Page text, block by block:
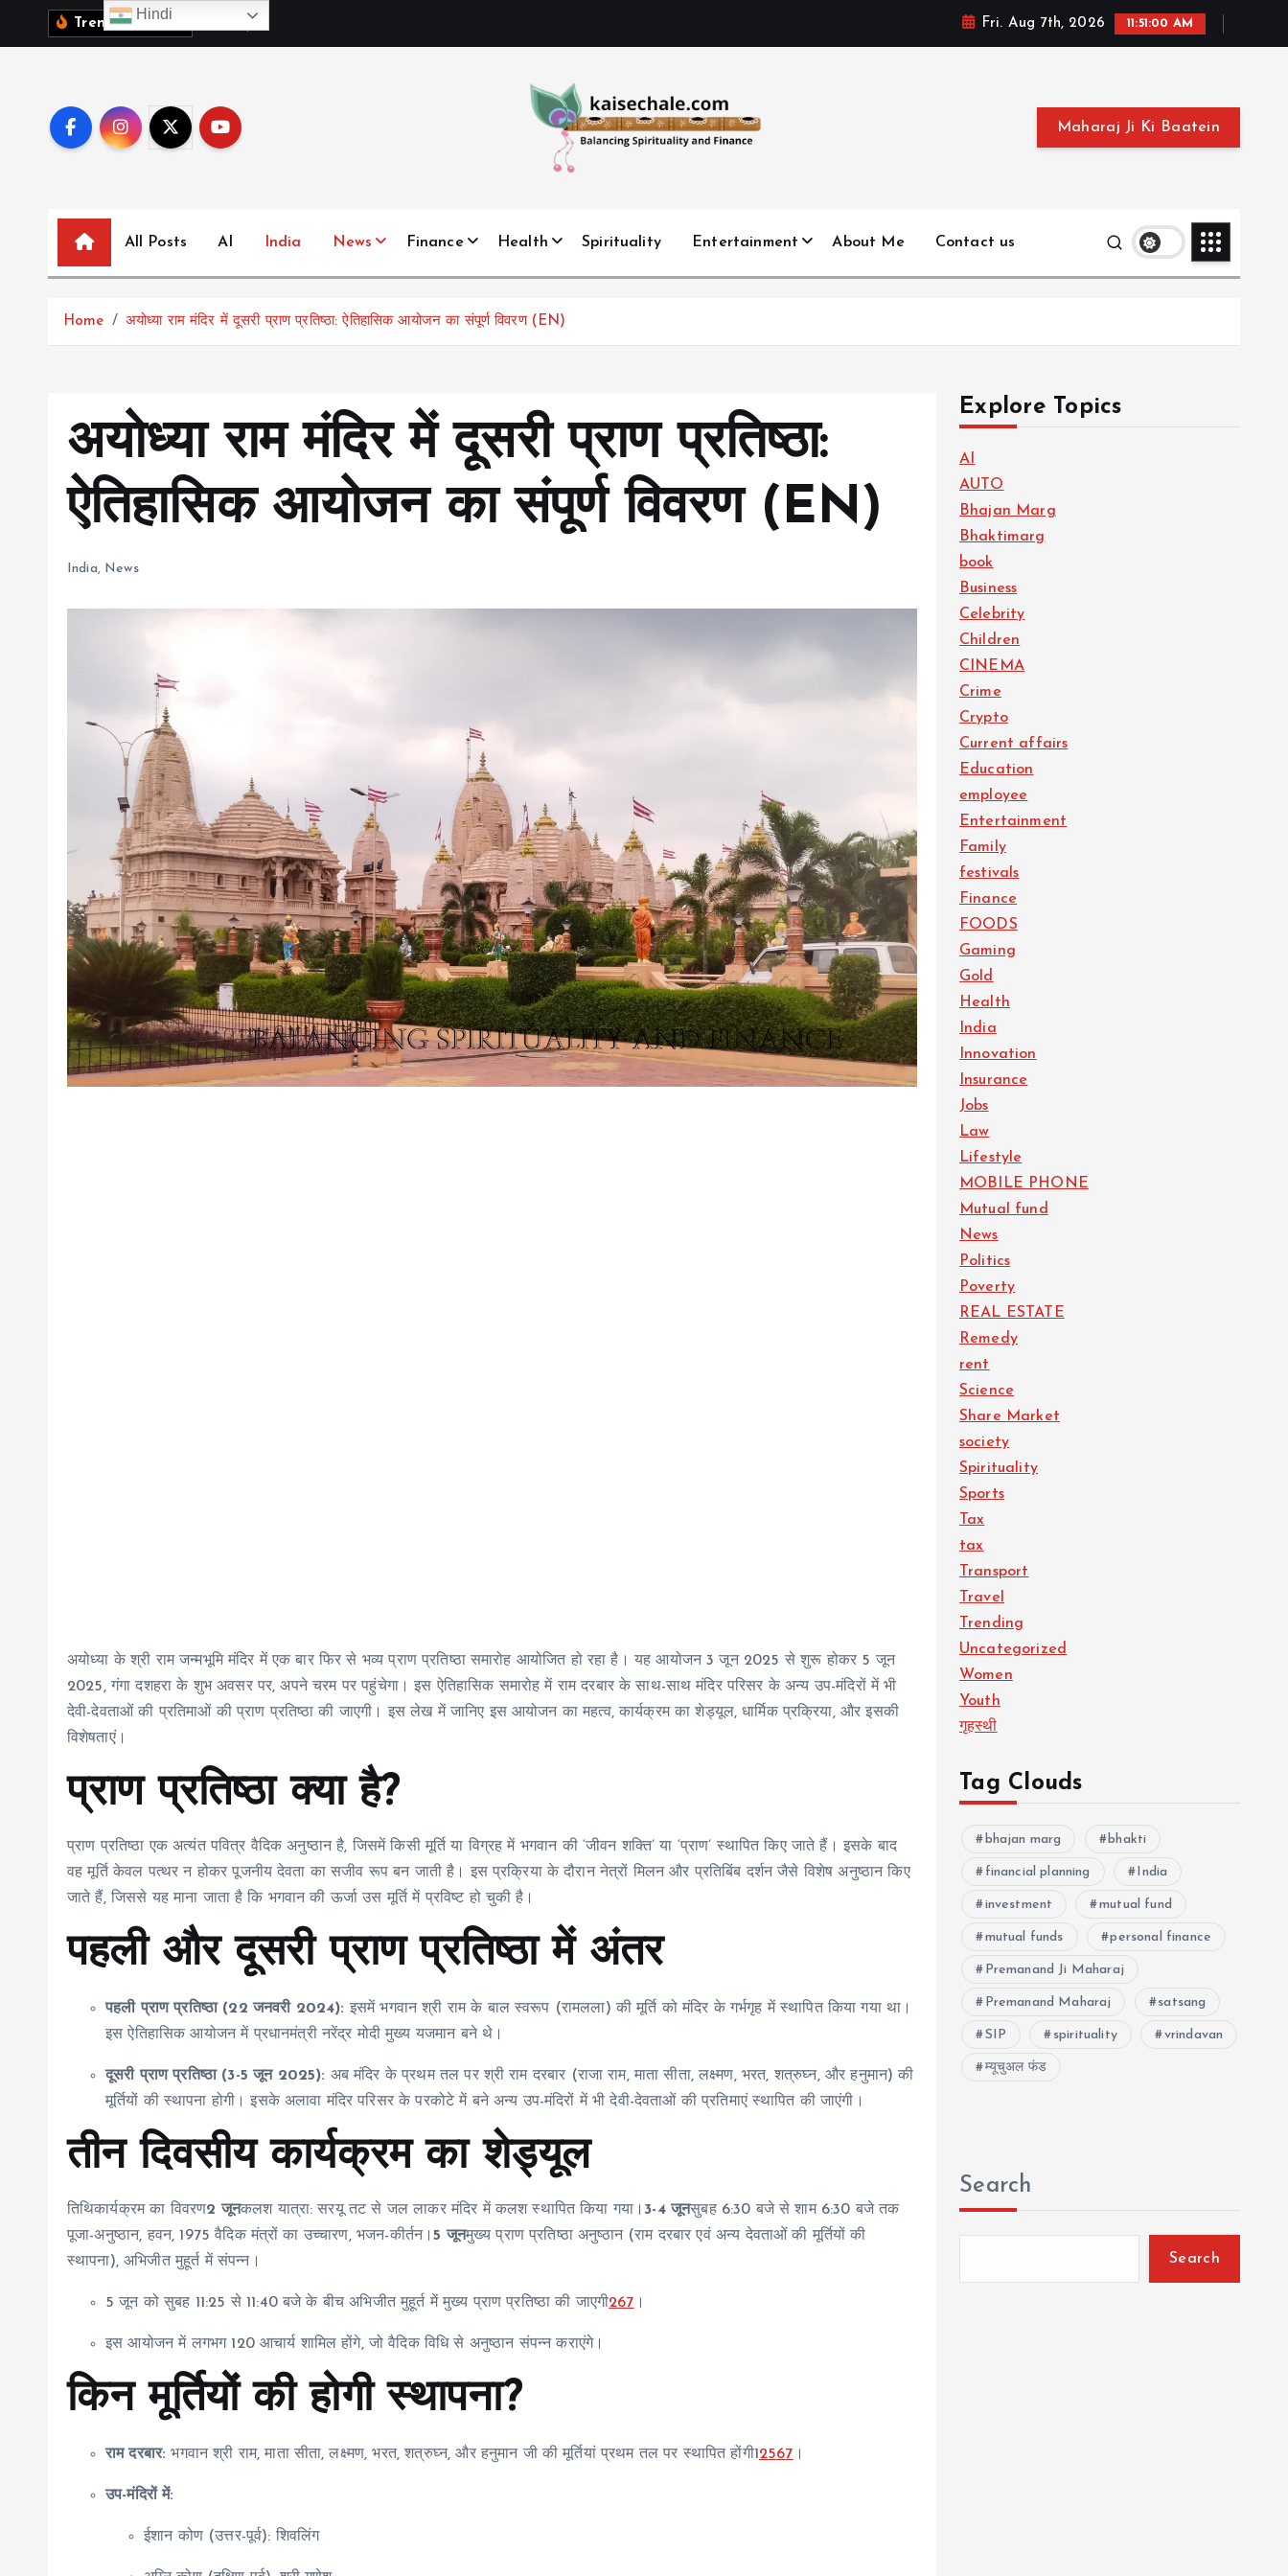
Trending News: ब Fri. Aug 7th, 2026 11:51:01 AM
Maharaj Ji Ki Baatein
All Posts AI India News Finance Health Spirituality Entertainment About Me Contact us
Home अयोध्या राम मंदिर में दूसरी प्राण प्रतिष्ठा: ऐतिहासिक आयोजन का संपूर्ण विवरण (EN)
अयोध्या राम मंदिर में दूसरी प्राण प्रतिष्ठा:
ऐतिहासिक आयोजन का संपूर्ण विवरण (EN)
India, News
अयोध्या के श्री राम जन्मभूमि मंदिर में एक बार फिर से भव्य प्राण प्रतिष्ठा समारोह आयोजित हो रहा है। यह आयोजन 3 जून 2025 से शुरू होकर 5 जून
2025, गंगा दशहरा के शुभ अवसर पर, अपने चरम पर पहुंचेगा। इस ऐतिहासिक समारोह में राम दरबार के साथ-साथ मंदिर परिसर के अन्य उप-मंदिरों में भी
देवी-देवताओं की प्रतिमाओं की प्राण प्रतिष्ठा की जाएगी। इस लेख में जानिए इस आयोजन का महत्व, कार्यक्रम का शेड्यूल, धार्मिक प्रक्रिया, और इसकी
विशेषताएं।
प्राण प्रतिष्ठा क्या है?
प्राण प्रतिष्ठा एक अत्यंत पवित्र वैदिक अनुष्ठान है, जिसमें किसी मूर्ति या विग्रह में भगवान की ‘जीवन शक्ति’ या ‘प्राण’ स्थापित किए जाते हैं। इसके बाद
वह मूर्ति केवल पत्थर न होकर पूजनीय देवता का सजीव रूप बन जाती है। इस प्रक्रिया के दौरान नेत्रों मिलन और प्रतिबिंब दर्शन जैसे विशेष अनुष्ठान किए
जाते हैं, जिससे यह माना जाता है कि भगवान की ऊर्जा उस मूर्ति में प्रविष्ट हो चुकी है।
पहली और दूसरी प्राण प्रतिष्ठा में अंतर
पहली प्राण प्रतिष्ठा (22 जनवरी 2024): इसमें भगवान श्री राम के बाल स्वरूप (रामलला) की मूर्ति को मंदिर के गर्भगृह में स्थापित किया गया था।
इस ऐतिहासिक आयोजन में प्रधानमंत्री नरेंद्र मोदी मुख्य यजमान बने थे।
दूसरी प्राण प्रतिष्ठा (3-5 जून 2025): अब मंदिर के प्रथम तल पर श्री राम दरबार (राजा राम, माता सीता, लक्ष्मण, भरत, शत्रुघ्न, और हनुमान) की
मूर्तियों की स्थापना होगी। इसके अलावा मंदिर परिसर के परकोटे में बने अन्य उप-मंदिरों में भी देवी-देवताओं की प्रतिमाएं स्थापित की जाएंगी।
तीन दिवसीय कार्यक्रम का शेड्यूल
तिथिकार्यक्रम का विवरण2 जूनकलश यात्रा: सरयू तट से जल लाकर मंदिर में कलश स्थापित किया गया। 3-4 जूनसुबह 6:30 बजे से शाम 6:30 बजे तक
पूजा-अनुष्ठान, हवन, 1975 वैदिक मंत्रों का उच्चारण, भजन-कीर्तन।5 जूनमुख्य प्राण प्रतिष्ठा अनुष्ठान (राम दरबार एवं अन्य देवताओं की मूर्तियों की
स्थापना), अभिजीत मुहूर्त में संपन्न।
5 जून को सुबह 11:25 से 11:40 बजे के बीच अभिजीत मुहूर्त में मुख्य प्राण प्रतिष्ठा की जाएगी267 ।
इस आयोजन में लगभग 120 आचार्य शामिल होंगे, जो वैदिक विधि से अनुष्ठान संपन्न कराएंगे।
किन मूर्तियों की होगी स्थापना?
राम दरबार: भगवान श्री राम, माता सीता, लक्ष्मण, भरत, शत्रुघ्न, और हनुमान जी की मूर्तियां प्रथम तल पर स्थापित होंगी1 2567 ।
उप-मंदिरों में:
ईशान कोण (उत्तर-पूर्व): शिवलिंग
Explore Topics
AI
AUTO
Bhajan Marg
Bhaktimarg
book
Business
Celebrity
Children
CINEMA
Crime
Crypto
Current affairs
Education
employee
Entertainment
Family
festivals
Finance
FOODS
Gaming
Gold
Health
India
Innovation
Insurance
Jobs
Law
Lifestyle
MOBILE PHONE
Mutual fund
News
Politics
Poverty
REAL ESTATE
Remedy
rent
Science
Share Market
society
Spirituality
Sports
Tax
tax
Transport
Travel
Trending
Uncategorized
Women
Youth
गृहस्थी
Tag Clouds
bhajan marg bhakti
financial planning India
investment mutual fund
mutual funds personal finance
Premanand Ji Maharaj
Premanand Maharaj satsang
SIP spirituality vrindavan
म्यूचुअल फंड
Search
Search
Hindi